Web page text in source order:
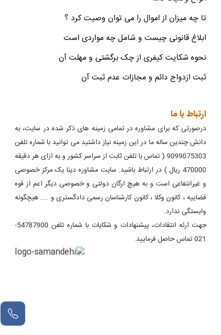
تا چه میزان از اموال را می توان وصیت کرد ؟
ابلاغ قانونی چیست و شامل چه مواردی است
نحوه شکایت کیفری از چک برگشتی و مهلت آن
ثبت ازدواج دائم و مجازات عدم ثبت آن
ارتباط با ما
درصورتی که برای مشاوره در تمامی زمینه های ذکر شده در سایت، به
دانش چندین ساله ما در این زمینه نیاز داشتید می توانید با شماره تلفن
9099075303 ( تماس با تلفن ثابت از سراسر کشور و به ازای هر دقیقه
470000 ریال ) در ارتباط باشید. سایت مشاوره دینا یک مرکز خصوصی
و غیرانتفاعی است و به هیچ ارگان دولتی و خصوصی دیگر اعم از قوه
قضاییه ، کانون وکلا ، کانون کارشناسان رسمی دادگستری و .... هیچگونه
وابستگی ندارد.
جهت ارئه انتقادات، پیشنهادات و شکایات با شماره تلفن 54787900-
021 تماس حاصل فرمایید.